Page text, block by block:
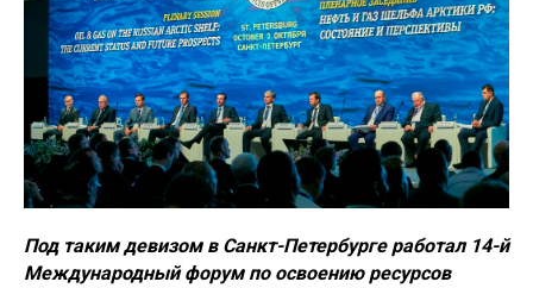
Под таким девизом в Санкт-Петербурге работал 14-й
Международный форум по освоению ресурсов